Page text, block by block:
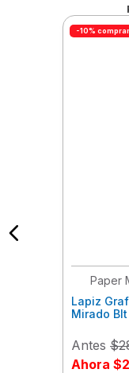
-10%
Paper
Lapiz
Mirado
Antes
Ahora